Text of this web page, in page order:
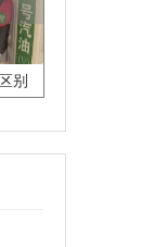
别